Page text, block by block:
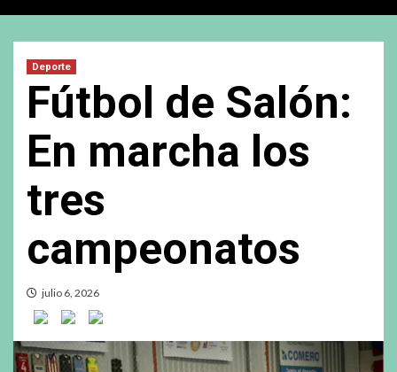
Deporte
Fútbol de Salón:
En marcha los
tres
campeonatos
julio 6, 2026